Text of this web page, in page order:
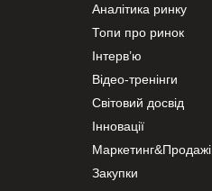
Аналітика ринку
Топи про ринок
Інтерв’ю
Відео-тренінги
Світовий досвід
Інновації
Маркетинг&Продажі
Закупки